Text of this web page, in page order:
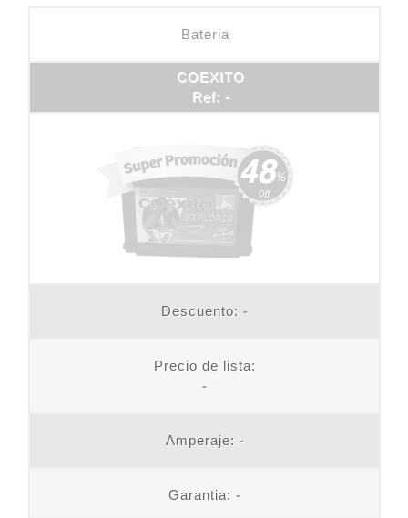
Bateria
COEXITO
Ref: -
Descuento: -
Precio de lista:
-
Amperaje: -
Garantia: -